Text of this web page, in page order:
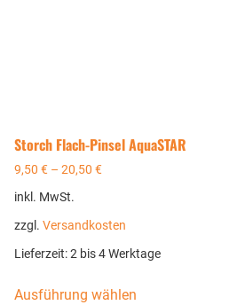
Storch Flach-Pinsel AquaSTAR
9,50 € – 20,50 €
inkl. MwSt.
zzgl. Versandkosten
Lieferzeit:2 bis 4 Werktage
Ausführung wählen